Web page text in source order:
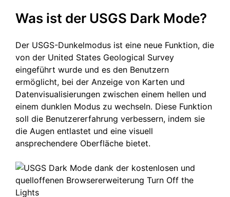
Was ist der USGS Dark Mode?
Der USGS-Dunkelmodus ist eine neue Funktion, die
von der United States Geological Survey
eingeführt wurde und es den Benutzern
ermöglicht, bei der Anzeige von Karten und
Datenvisualisierungen zwischen einem hellen und
einem dunklen Modus zu wechseln. Diese Funktion
soll die Benutzererfahrung verbessern, indem sie
die Augen entlastet und eine visuell
ansprechendere Oberfläche bietet.